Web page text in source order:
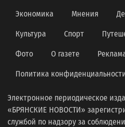
Экономика Мнения
Культура Спорт
Фото О газете
Политика
Электронное периодическое
«БРЯНСКИЕ НОВОСТИ»
службой по надзору за